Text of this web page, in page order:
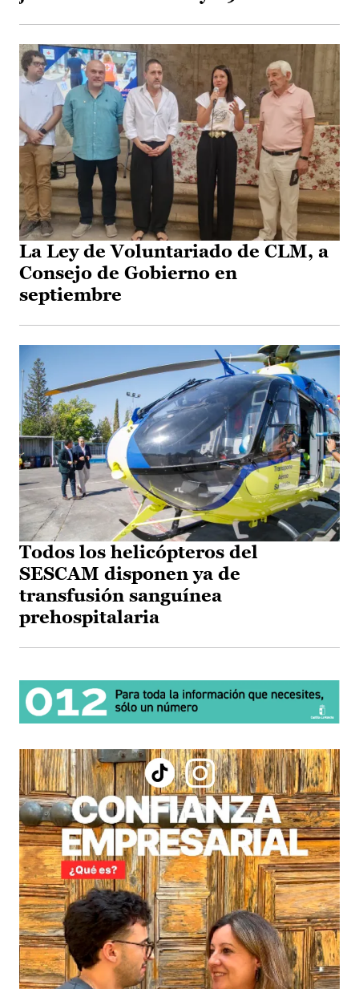
La Ley de Voluntariado de CLM, a
Consejo de Gobierno en
septiembre
Todos los helicópteros del
SESCAM disponen ya de
transfusión sanguínea
prehospitalaria